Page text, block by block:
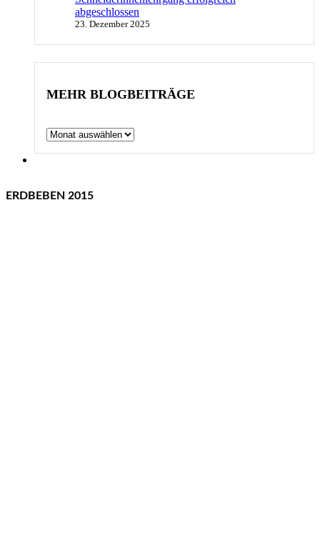
abgeschlossen
23. Dezember 2025
MEHR BLOGBEITRÄGE
Archiv
ERDBEBEN 2015